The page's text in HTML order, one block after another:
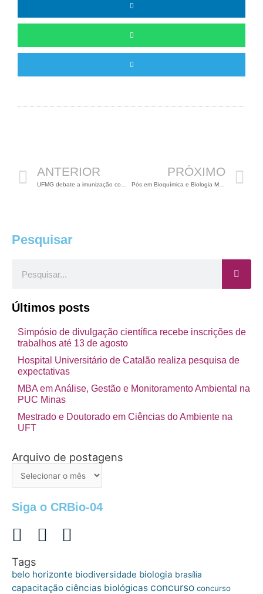
ANTERIOR
UFMG debate a imunização com vacinas
PRÓXIMO
Pós em Bioquímica e Biologia Molecular na UFJF
Pesquisar
Últimos posts
Simpósio de divulgação científica recebe inscrições de
trabalhos até 13 de agosto
Hospital Universitário de Catalão realiza pesquisa de
expectativas
MBA em Análise, Gestão e Monitoramento Ambiental na
PUC Minas
Mestrado e Doutorado em Ciências do Ambiente na
UFT
Arquivo de postagens
Arquivo
Siga o CRBio-04
Tags
belo horizonte biodiversidade biologia brasília
capacitação ciências biológicas concurso concurso